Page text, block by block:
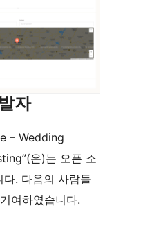
자
– Wedding
은)는 오픈 소
. 다음의 사람들
여하였습니다.